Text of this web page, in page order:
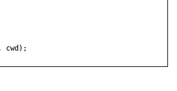
cwd);